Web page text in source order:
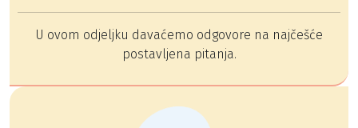
U ovom odjeljku davaćemo odgovore na najčešće
postavljena pitanja.